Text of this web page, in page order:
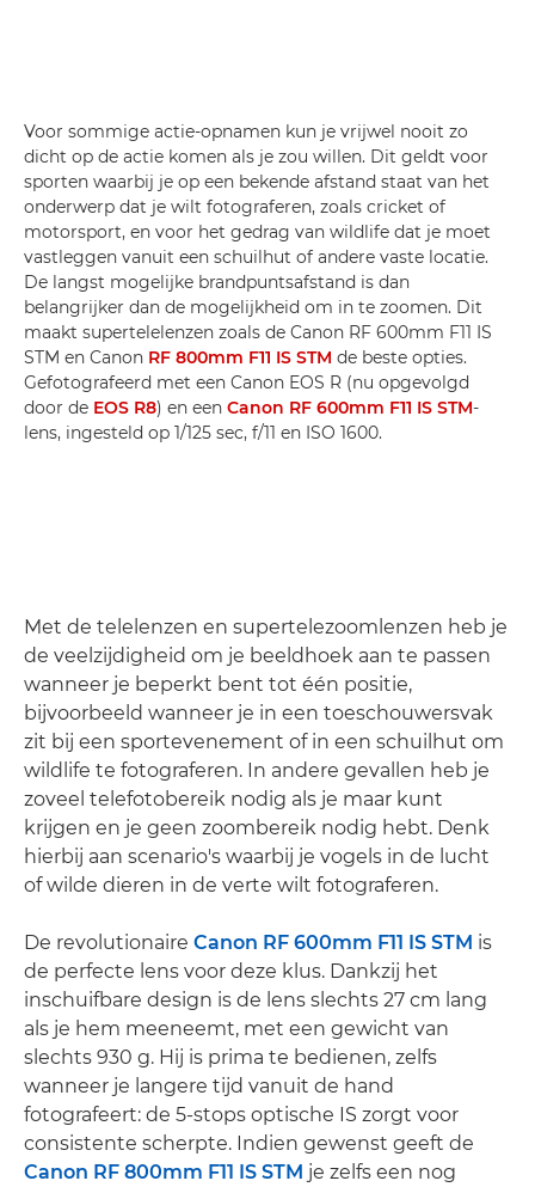
Voor sommige actie-opnamen kun je vrijwel nooit zo
dicht op de actie komen als je zou willen. Dit geldt voor
sporten waarbij je op een bekende afstand staat van het
onderwerp dat je wilt fotograferen, zoals cricket of
motorsport, en voor het gedrag van wildlife dat je moet
vastleggen vanuit een schuilhut of andere vaste locatie.
De langst mogelijke brandpuntsafstand is dan
belangrijker dan de mogelijkheid om in te zoomen. Dit
maakt supertelelenzen zoals de Canon RF 600mm F11 IS
STM en Canon RF 800mm F11 IS STM de beste opties.
Gefotografeerd met een Canon EOS R (nu opgevolgd
door de EOS R8) en een Canon RF 600mm F11 IS STM-
lens, ingesteld op 1/125 sec, f/11 en ISO 1600.
Met de telelenzen en supertelezoomlenzen heb je
de veelzijdigheid om je beeldhoek aan te passen
wanneer je beperkt bent tot één positie,
bijvoorbeeld wanneer je in een toeschouwersvak
zit bij een sportevenement of in een schuilhut om
wildlife te fotograferen. In andere gevallen heb je
zoveel telefotobereik nodig als je maar kunt
krijgen en je geen zoombereik nodig hebt. Denk
hierbij aan scenario's waarbij je vogels in de lucht
of wilde dieren in de verte wilt fotograferen.
De revolutionaire Canon RF 600mm F11 IS STM is
de perfecte lens voor deze klus. Dankzij het
inschuifbare design is de lens slechts 27 cm lang
als je hem meeneemt, met een gewicht van
slechts 930 g. Hij is prima te bedienen, zelfs
wanneer je langere tijd vanuit de hand
fotografeert: de 5-stops optische IS zorgt voor
consistente scherpte. Indien gewenst geeft de
Canon RF 800mm F11 IS STM je zelfs een nog